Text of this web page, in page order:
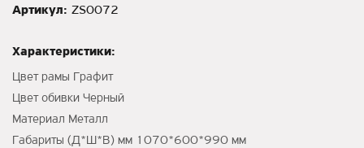
Артикул: ZS0072
Характеристики:
Цвет рамы Графит
Цвет обивки Черный
Материал Металл
Габариты (Д*Ш*В) мм 1070*600*990 мм